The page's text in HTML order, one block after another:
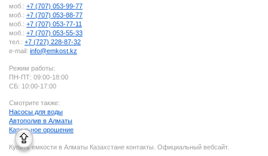
моб.: +7 (707) 053-99-77
моб.: +7 (707) 053-88-77
моб.: +7 (707) 053-77-11
моб.: +7 (707) 053-55-33
тел.: +7 (727) 228-87-32
e-mail: info@emkost.kz
Режим работы:
ПН-ПТ: 09:00-18:00
СБ: 10:00-17:00
Смотрите также:
Насосы для воды
Автополив в Алматы
Капельное орошение
Купить емкости в Алматы Казахстане контакты. Официальный вебсайт.